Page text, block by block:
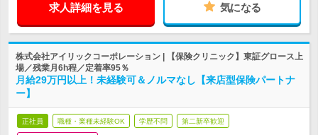
求人詳細を見る 気になる
株式会社アイリックコーポレーション | 【保険クリニック】東証グロース上
場／残業月6h程／定着率95％
月給29万円以上！未経験可＆ノルマなし【来店型保険パートナ
ー】
正社員 職種・業種未経験OK 学歴不問 第二新卒歓迎